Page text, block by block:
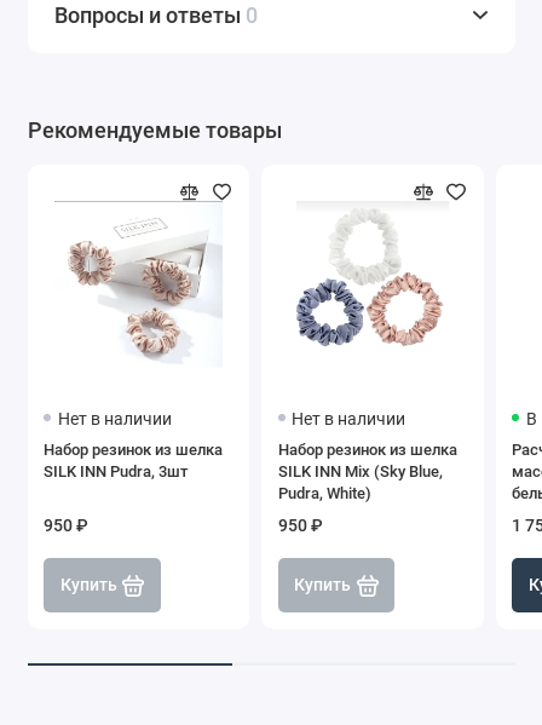
Вопросы и ответы 0
Рекомендуемые товары
Нет в наличии
Набор резинок из шелка
SILK INN Pudra, 3шт
950 ₽
Купить
Нет в наличии
Набор резинок из шелка
SILK INN Mix (Sky Blue,
Pudra, White)
950 ₽
Купить
В
1